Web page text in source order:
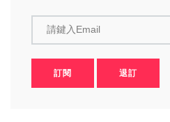
請鍵入Email
訂閱 退訂